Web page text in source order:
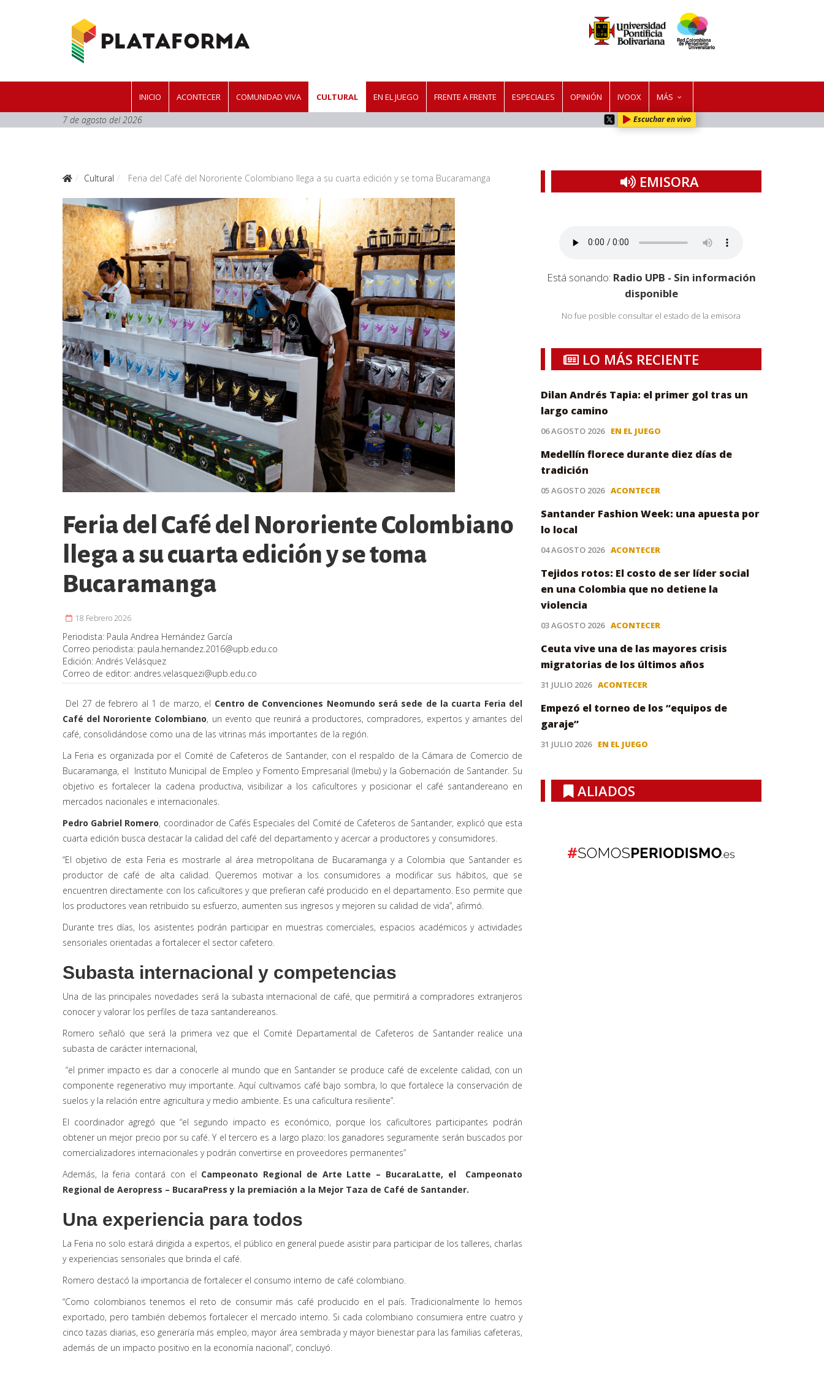
INICIO ACONTECER COMUNIDAD VIVA CULTURAL EN EL JUEGO FRENTE A FRENTE ESPECIALES OPINIÓN IVOOX MÁS
7 de agosto del 2026 Escuchar en vivo
Cultural Feria del Café del Nororiente Colombiano llega a su cuarta edición y se toma Bucaramanga
Feria del Café del Nororiente Colombiano
llega a su cuarta edición y se toma
Bucaramanga
18 Febrero 2026
Periodista: Paula Andrea Hernández García
Correo periodista: paula.hernandez.2016@upb.edu.co
Edición: Andrés Velásquez
Correo de editor: andres.velasquezi@upb.edu.co
Del 27 de febrero al 1 de marzo, el Centro de Convenciones Neomundo será sede de la cuarta Feria del
Café del Nororiente Colombiano, un evento que reunirá a productores, compradores, expertos y amantes del
café, consolidándose como una de las vitrinas más importantes de la región.
La Feria es organizada por el Comité de Cafeteros de Santander, con el respaldo de la Cámara de Comercio de
Bucaramanga, el Instituto Municipal de Empleo y Fomento Empresarial (Imebu) y la Gobernación de Santander. Su
objetivo es fortalecer la cadena productiva, visibilizar a los caficultores y posicionar el café santandereano en
mercados nacionales e internacionales.
Pedro Gabriel Romero, coordinador de Cafés Especiales del Comité de Cafeteros de Santander, explicó que esta
cuarta edición busca destacar la calidad del café del departamento y acercar a productores y consumidores.
“El objetivo de esta Feria es mostrarle al área metropolitana de Bucaramanga y a Colombia que Santander es
productor de café de alta calidad. Queremos motivar a los consumidores a modificar sus hábitos, que se
encuentren directamente con los caficultores y que prefieran café producido en el departamento. Eso permite que
los productores vean retribuido su esfuerzo, aumenten sus ingresos y mejoren su calidad de vida”, afirmó.
Durante tres días, los asistentes podrán participar en muestras comerciales, espacios académicos y actividades
sensoriales orientadas a fortalecer el sector cafetero.
Subasta internacional y competencias
Una de las principales novedades será la subasta internacional de café, que permitirá a compradores extranjeros
conocer y valorar los perfiles de taza santandereanos.
Romero señaló que será la primera vez que el Comité Departamental de Cafeteros de Santander realice una
subasta de carácter internacional,
“el primer impacto es dar a conocerle al mundo que en Santander se produce café de excelente calidad, con un
componente regenerativo muy importante. Aquí cultivamos café bajo sombra, lo que fortalece la conservación de
suelos y la relación entre agricultura y medio ambiente. Es una caficultura resiliente”.
El coordinador agregó que “el segundo impacto es económico, porque los caficultores participantes podrán
obtener un mejor precio por su café. Y el tercero es a largo plazo: los ganadores seguramente serán buscados por
comercializadores internacionales y podrán convertirse en proveedores permanentes”
Además, la feria contará con el Campeonato Regional de Arte Latte – BucaraLatte, el Campeonato
Regional de Aeropress – BucaraPress y la premiación a la Mejor Taza de Café de Santander.
Una experiencia para todos
La Feria no solo estará dirigida a expertos, el público en general puede asistir para participar de los talleres, charlas
y experiencias sensoriales que brinda el café.
Romero destacó la importancia de fortalecer el consumo interno de café colombiano.
“Como colombianos tenemos el reto de consumir más café producido en el país. Tradicionalmente lo hemos
exportado, pero también debemos fortalecer el mercado interno. Si cada colombiano consumiera entre cuatro y
cinco tazas diarias, eso generaría más empleo, mayor área sembrada y mayor bienestar para las familias cafeteras,
además de un impacto positivo en la economía nacional”, concluyó.
EMISORA
Está sonando: Radio UPB - Sin información
disponible
No fue posible consultar el estado de la emisora
LO MÁS RECIENTE
Dilan Andrés Tapia: el primer gol tras un
largo camino
06 AGOSTO 2026 EN EL JUEGO
Medellín florece durante diez días de
tradición
05 AGOSTO 2026 ACONTECER
Santander Fashion Week: una apuesta por
lo local
04 AGOSTO 2026 ACONTECER
Tejidos rotos: El costo de ser líder social
en una Colombia que no detiene la
violencia
03 AGOSTO 2026 ACONTECER
Ceuta vive una de las mayores crisis
migratorias de los últimos años
31 JULIO 2026 ACONTECER
Empezó el torneo de los “equipos de
garaje”
31 JULIO 2026 EN EL JUEGO
ALIADOS